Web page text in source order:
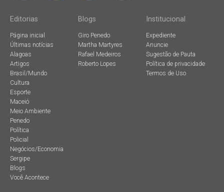
Editorias
Página inicial
Últimas notícias
Alagoas
Artigos
Brasil/Mundo
Cultura
Esporte
Maceió
Meio Ambiente
Penedo
Política
Policial
Negócios/Economia
Sergipe
Blogs
Você Acontece
Blogs
Giro Penedo
Martha Martyres
Rafael Medeiros
Roberto Lopes
Institucional
Expediente
Anuncie
Sugestão de Pauta
Política de privacidade
Termos de Uso